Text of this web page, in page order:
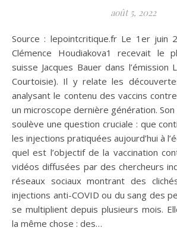
août 5, 2022
Source : lepointcritique.fr Le 1er juin 2022, la journaliste
Clémence Houdiakova1 recevait le
suisse Jacques Bauer dans l’émission
Courtoisie). Il y relate les
analysant le contenu des vaccins
un microscope dernière génération.
soulève une question cruciale : que
les injections pratiquées aujourd’hui à
quel est l’objectif de la vaccination
vidéos diffusées par des chercheurs
réseaux sociaux montrant des
injections anti-COVID ou du sang des
se multiplient depuis plusieurs mois.
la même chose : des…